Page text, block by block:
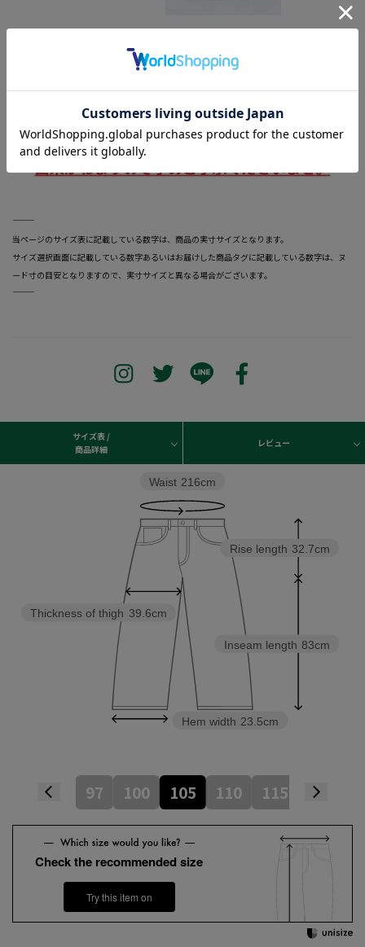
―――――――――――――――――――――――
当ページのサイズ表に記載している数字は、商品の実寸サイズとなります。
サイズ選択画面に記載している数字あるいはお届けした商品タグに記載している数字は、ヌ
ード寸の目安となりますので、実寸サイズと異なる場合がございます。
―――――――――――――――――――――――
サイズ表 /
商品詳細
レビュー
Inseam length 83cm
Rise length 32.7cm
Hem width 23.5cm
Thickness of thigh 39.6cm
Waist 216cm
97 100 105 110 115 120
Check the recommended size
Try this item on